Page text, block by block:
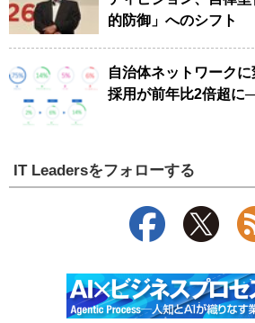
的防御」へのシフト
自治体ネットワーク
採用が前年比2倍超に
IT Leadersをフォローする